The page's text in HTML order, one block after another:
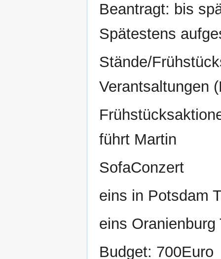
Beantragt: bis
Spätestens
Stände/
Verantsaltungen
führt Martin
SofaConzert
eins in Potsdam
eins
Budget: 700Euro